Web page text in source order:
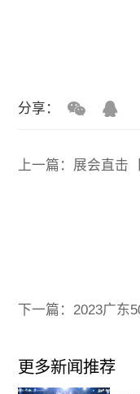
分享：
更多新闻推荐